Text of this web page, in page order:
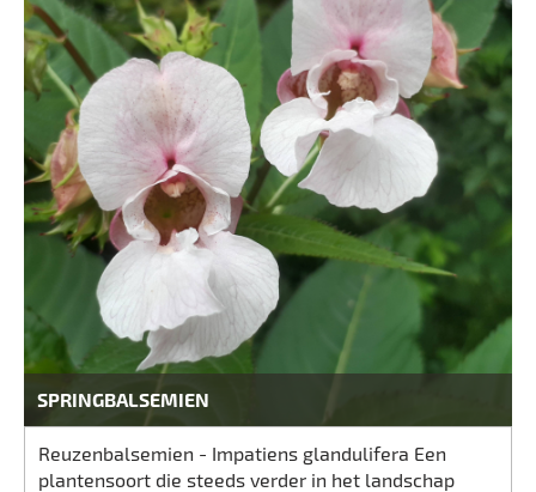
SPRINGBALSEMIEN
Reuzenbalsemien - Impatiens glandulifera Een
plantensoort die steeds verder in het landschap